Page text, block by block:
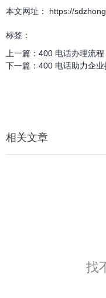
本文网址： https://
标签：
上一篇： 400 电话办理流
下一篇： 400 电话助力企
相关文章
找